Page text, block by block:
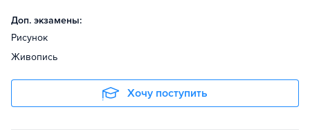
Доп. экзамены:
Рисунок
Живопись
Хочу поступить